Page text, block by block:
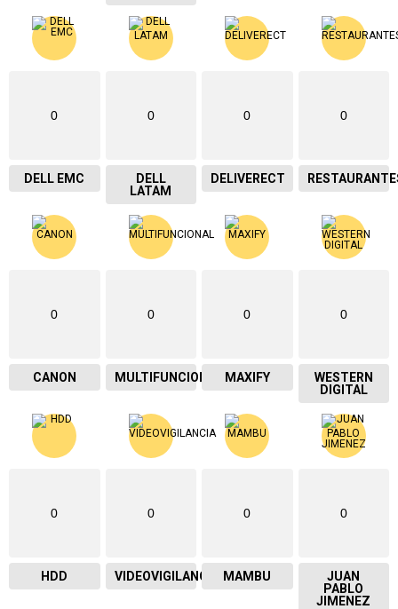
0
DELL EMC
0
DELL
LATAM
0
DELIVERECT
0
0
CANON
0
MULTIFUNCIONAL
0
MAXIFY
0
WESTERN
DIGITAL
0
HDD
0
VIDEOVIGILANCIA
0
MAMBU
0
JUAN
PABLO
JIMENEZ